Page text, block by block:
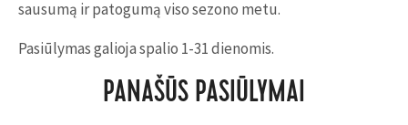
sausumą ir patogumą viso sezono metu.
Pasiūlymas galioja spalio 1-31 dienomis.
PANAŠŪS PASIŪLYMAI